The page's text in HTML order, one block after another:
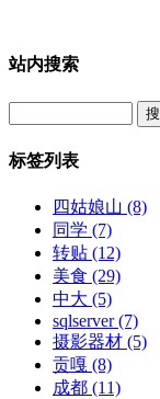
站内搜索
标签列表
四姑娘山 (8)
同学 (7)
转贴 (12)
美食 (29)
中大 (5)
sqlserver(7)
摄影器材 (5)
贡嘎 (8)
成都 (11)